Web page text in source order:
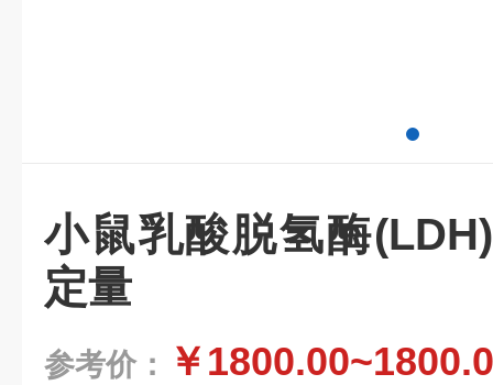
小鼠乳酸脱氢酶
定量
参考价： ￥